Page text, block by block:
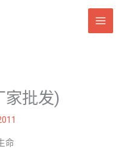
家批发)
命